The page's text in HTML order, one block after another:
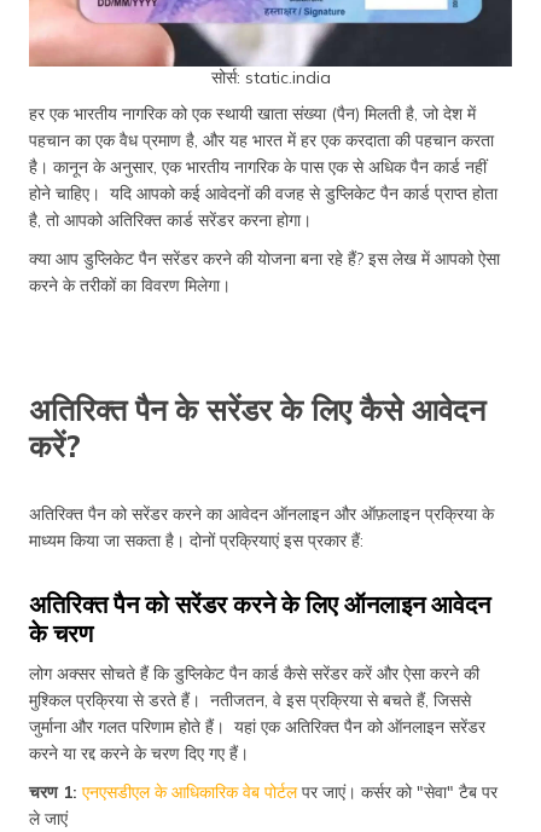
सोर्स: static.india
हर एक भारतीय नागरिक को एक स्थायी खाता संख्या (पैन) मिलती है, जो देश में
पहचान का एक वैध प्रमाण है, और यह भारत में हर एक करदाता की पहचान करता
है। कानून के अनुसार, एक भारतीय नागरिक के पास एक से अधिक पैन कार्ड नहीं
होने चाहिए। यदि आपको कई आवेदनों की वजह से डुप्लिकेट पैन कार्ड प्राप्त होता
है, तो आपको अतिरिक्त कार्ड सरेंडर करना होगा।
क्या आप डुप्लिकेट पैन सरेंडर करने की योजना बना रहे हैं? इस लेख में आपको ऐसा
करने के तरीकों का विवरण मिलेगा।
अतिरिक्त पैन के सरेंडर के लिए कैसे आवेदन
करें?
अतिरिक्त पैन को सरेंडर करने का आवेदन ऑनलाइन और ऑफ़लाइन प्रक्रिया के
माध्यम किया जा सकता है। दोनों प्रक्रियाएं इस प्रकार हैं:
अतिरिक्त पैन को सरेंडर करने के लिए ऑनलाइन आवेदन
के चरण
लोग अक्सर सोचते हैं कि डुप्लिकेट पैन कार्ड कैसे सरेंडर करें और ऐसा करने की
मुश्किल प्रक्रिया से डरते हैं। नतीजतन, वे इस प्रक्रिया से बचते हैं, जिससे
जुर्माना और गलत परिणाम होते हैं। यहां एक अतिरिक्त पैन को ऑनलाइन सरेंडर
करने या रद्द करने के चरण दिए गए हैं।
चरण 1: एनएसडीएल के आधिकारिक वेब पोर्टलपर जाएं। कर्सर को "सेवा" टैब पर
ले जाएं